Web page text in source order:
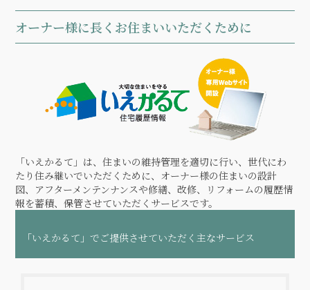
オーナー様に長くお住まいいただくために
「いえかるて」は、住まいの維持管理を適切に行い、世代にわ
たり住み継いでいただくために、オーナー様の住まいの設計
図、アフターメンテンナンスや修繕、改修、リフォームの履歴情
報を蓄積、保管させていただくサービスです。
「いえかるて」でご提供させていただく主なサービス